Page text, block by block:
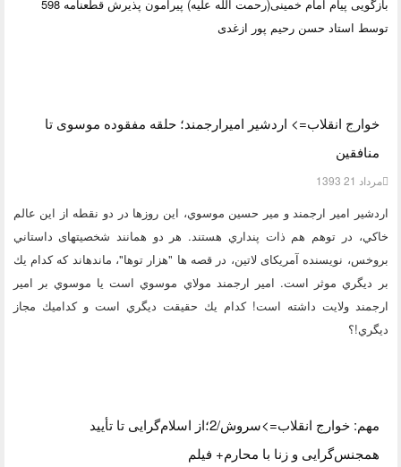
بازگویی پیام امام خمینی(رحمت الله علیه) پیرامون پذیرش قطعنامه 598
توسط استاد حسن رحیم پور ازغدی
خوارج انقلاب=> اردشیر امیرارجمند؛ حلقه مفقوده موسوی تا
منافقین
مرداد 21 1393
اردشير امير ارجمند و مير حسين موسوي، اين روزها در دو نقطه از اين عالم
خاكي، در توهم هم ذات پنداري هستند. هر دو همانند شخصيتهای داستاني
بروخس، نویسنده آمریکای لاتین، در قصه ها "هزار توها"، ماندهاند كه كدام يك
بر ديگري موثر است. امير ارجمند مولاي موسوي است يا موسوي بر امير
ارجمند ولايت داشته است! كدام يك حقيقت ديگري است و كداميك مجاز
ديگري!؟
مهم: خوارج انقلاب=>سروش/2؛از اسلام‌گرایی تا تأیید
همجنس‌گرايی و زنا با محارم+ فیلم